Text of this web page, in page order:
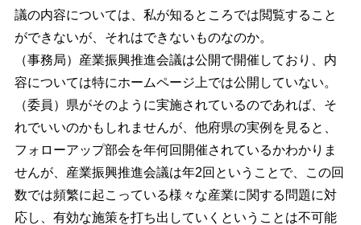
議の内容については、私が知るところでは閲覧すること
ができないが、それはできないものなのか。
（事務局）産業振興推進会議は公開で開催しており、内
容については特にホームページ上では公開していない。
（委員）県がそのように実施されているのであれば、そ
れでいいのかもしれませんが、他府県の実例を見ると、
フォローアップ部会を年何回開催されているかわかりま
せんが、産業振興推進会議は年2回ということで、この回
数では頻繁に起こっている様々な産業に関する問題に対
応し、有効な施策を打ち出していくということは不可能